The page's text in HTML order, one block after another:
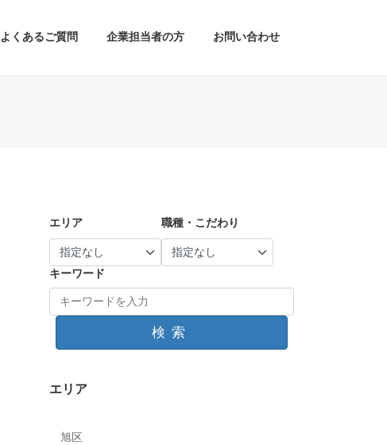
よくあるご質問 企業担当者の方 お問い合わせ
エリア 職種・こだわり
キーワード
検索
エリア
旭区